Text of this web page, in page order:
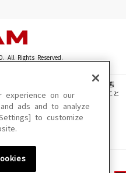
All Rights Reserved.
・写真・動画・音声等を、手段や形態
で複製、転載、ファイル化などすること
だけない場合があります。
になる場合があります。
experience on our
ads and to analyze
to customize